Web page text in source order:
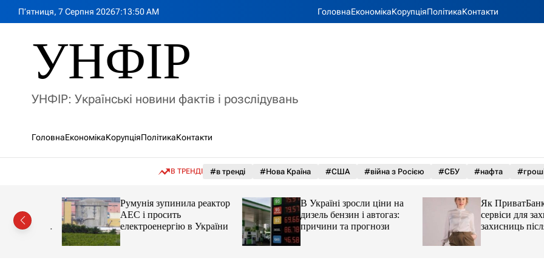
П’ятниця, 7 Серпня 20267:13:52AM ГоловнаЕкономікаКорупціяПолітикаКонтакти
УНФІР
УНФІР: Українські новини фактів і розслідувань
ГоловнаЕкономікаКорупціяПолітикаКонтакти
В ТРЕНДІ #в тренді #Нова Країна #США #війна з Росією #СБУ #нафта
цін і
Румунія зупинила реактор
АЕС і просить
електроенергію в України
В Україні зросли ціни на
дизель бензин і автогаз:
причини та прогнози
Як ПриватБанк
сервіси для
захисниць після